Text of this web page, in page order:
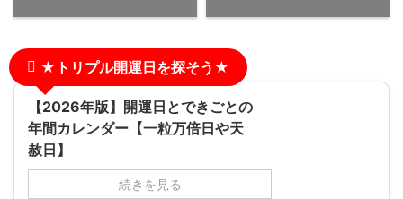
★トリプル開運日を探そう★
【2026年版】開運日とできごとの
年間カレンダー【一粒万倍日や天
赦日】
続きを見る